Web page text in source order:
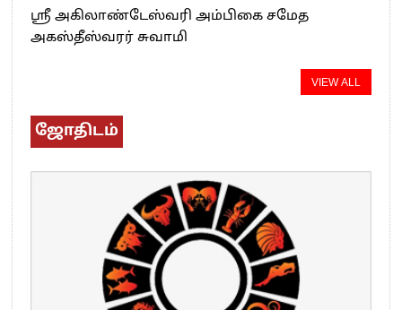
ஸ்ரீ அகிலாண்டேஸ்வரி அம்பிகை சமேத
அகஸ்தீஸ்வரர் சுவாமி
VIEW ALL
ஜோதிடம்